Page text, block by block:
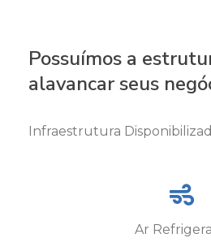
Possuímos a
alavancar seus
Infraestrutura
Ar